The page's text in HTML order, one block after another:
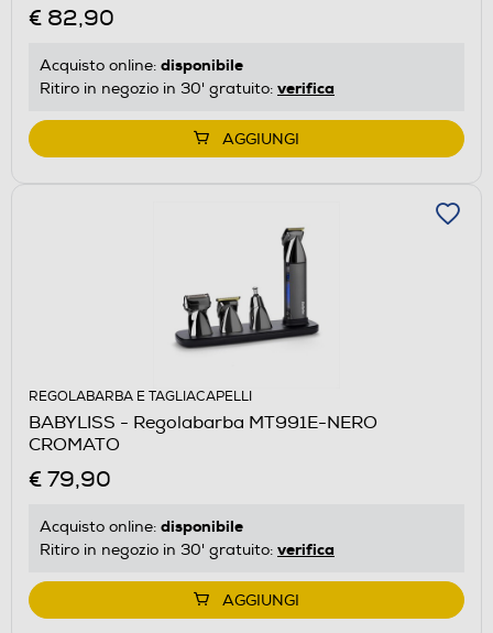
€ 82,90
Acquisto online: disponibile
Ritiro in negozio in 30' gratuito: verifica
AGGIUNGI
REGOLABARBA E TAGLIACAPELLI
BABYLISS - Regolabarba MT991E-NERO
CROMATO
€ 79,90
Acquisto online: disponibile
Ritiro in negozio in 30' gratuito: verifica
AGGIUNGI